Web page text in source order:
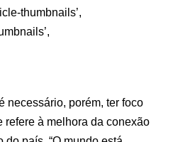
thumbnails’,
necessário, porém, ter foco
refere à melhora da conexão